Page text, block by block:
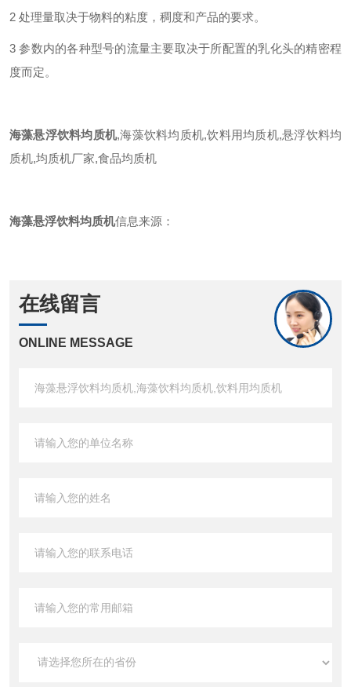
2 处理量取决于物料的粘度，稠度和产品的要求。
3 参数内的各种型号的流量主要取决于所配置的乳化头的精密程
度而定。
海藻悬浮饮料均质机,海藻饮料均质机,饮料用均质机,悬浮饮料均
质机,均质机厂家,食品均质机
海藻悬浮饮料均质机信息来源：
在线留言
ONLINE MESSAGE